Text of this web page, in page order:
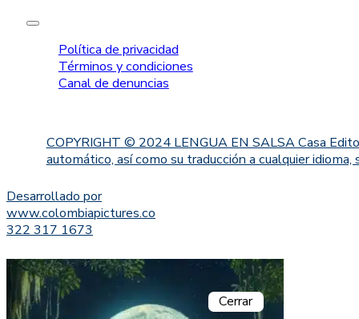
Política de privacidad
Términos y condiciones
Canal de denuncias
COPYRIGHT © 2024 LENGUA EN SALSA Casa
automático, así como su traducción a cualquier
Desarrollado por
www.colombiapictures.co
322 317 1673
Cerrar